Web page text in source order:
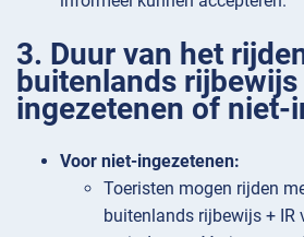
3. Duur van het
buitenlands rijbewijs
ingezetenen of niet-
Voor niet-ingezetenen:
Toeristen mogen rijden
buitenlands rijbewijs + IR